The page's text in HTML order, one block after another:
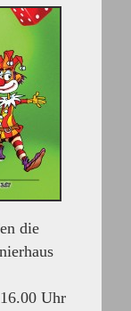
die
Uhr